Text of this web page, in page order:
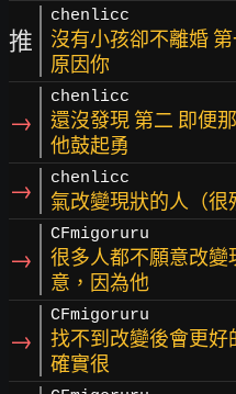
推
chenlicc
沒有小孩卻不離婚
原因你
→
chenlicc
還沒發現 第二 即便
他鼓起勇
→ chenlicc
氣改變現狀的人（很
→
CFmigoruru
很多人都不願意改
意，因為他
→
CFmigoruru
找不到改變後會更好
確實很